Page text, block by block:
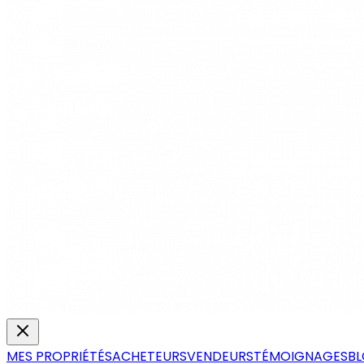
MES PROPRIÉTÉSACHETEURSVENDEURSTÉMOIGNAGES